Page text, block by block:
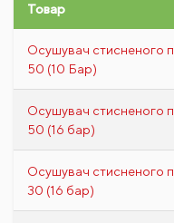
Товар
Осушувач стисненого
50 (10 Бар)
Осушувач стисненого
50 (16 бар)
Осушувач стисненого
30 (16 бар)